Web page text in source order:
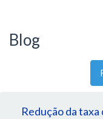
Blog
Redução da taxa